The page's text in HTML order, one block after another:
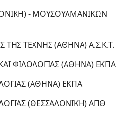
- ΜΟΥΣΟΥΛΜΑΝΙΚΩΝ
ΤΗΣ ΤΕΧΝΗΣ (ΑΘΗΝΑ) Α.Σ.Κ.Τ.
ΦΙΛΟΛΟΓΙΑΣ (ΑΘΗΝΑ) ΕΚΠΑ
(ΑΘΗΝΑ) ΕΚΠΑ
(ΘΕΣΣΑΛΟΝΙΚΗ) ΑΠΘ